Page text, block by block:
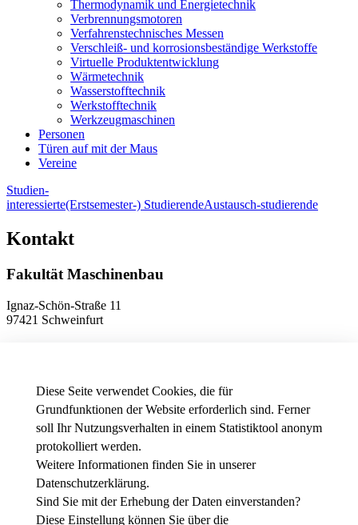
Diese Seite verwendet Cookies, die für
Grundfunktionen der Website erforderlich sind. Ferner
soll Ihr Nutzungsverhalten in einem Statistiktool anonym
protokolliert werden.
Weitere Informationen finden Sie in unserer
Datenschutzerklärung.
Sind Sie mit der Erhebung der Daten einverstanden?
Diese Einstellung können Sie über die
Thermodynamik und Energietechnik
Verbrennungsmotoren
Verfahrenstechnisches Messen
Verschleiß- und korrosionsbeständige Werkstoffe
Virtuelle Produktentwicklung
Wärmetechnik
Wasserstofftechnik
Werkstofftechnik
Werkzeugmaschinen
Personen
Türen auf mit der Maus
Vereine
Studien-
interessierte(Erstsemester-) StudierendeAustausch-studierende
Kontakt
Fakultät Maschinenbau
Ignaz-Schön-Straße 11
97421 Schweinfurt
Datenschutzeinstellungen
News - Presse
Stellenausschreibungen der THWS
Intranet